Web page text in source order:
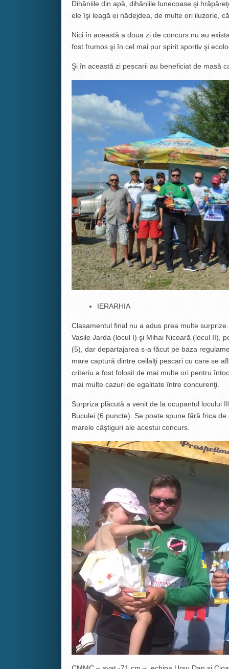
Dihăniile din apă, dihăniile lunecoase şi
ele îşi leagă ei nădejdea, de multe ori iluzorie,
Nici în această a doua zi de concurs nu au
fost frumos şi în cel mai pur spirit sportiv şi
Şi în această zi pescarii au beneficiat de masă
IERARHIA
Clasamentul final nu a adus prea multe
Vasile Jarda (locul I) şi Mihai Nicoară (locul II),
(5), dar departajarea s-a făcut pe baza
mare captură dintre ceilalţi pescari cu care se
criteriu a fost folosit de mai multe ori pentru
mai multe cazuri de egalitate între concurenţi.
Surpriza plăcută a venit de la ocupantul locului
Buculei (6 puncte). Se poate spune fără frica
marele câştiguri ale acestui concurs.